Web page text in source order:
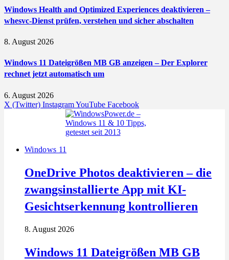
Windows Health and Optimized Experiences deaktivieren –
whesvc-Dienst prüfen, verstehen und sicher abschalten
8. August 2026
Windows 11 Dateigrößen MB GB anzeigen – Der Explorer
rechnet jetzt automatisch um
6. August 2026
X (Twitter) InstagramYouTube Facebook
Windows 11
OneDrive Photos deaktivieren – die
zwangsinstallierte App mit KI-
Gesichtserkennung kontrollieren
8. August 2026
Windows 11 Dateigrößen MB GB